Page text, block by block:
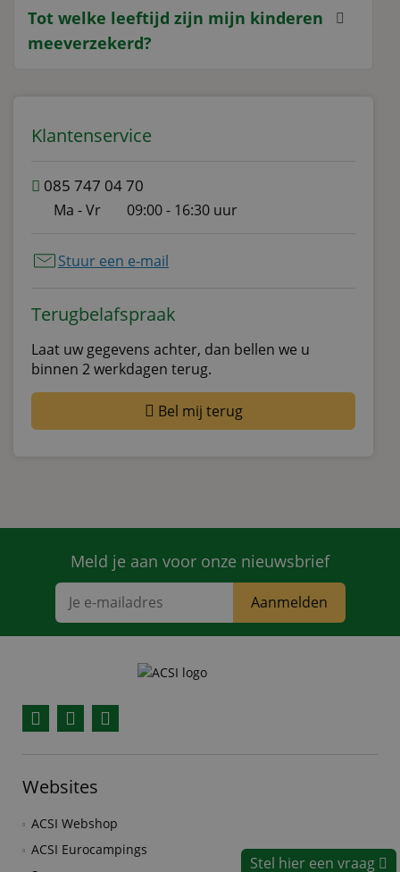
Tot welke leeftijd zijn mijn kinderen
meeverzekerd?
Klantenservice
085 747 04 70
Ma - Vr 09:00 - 16:30 uur
Stuur een e-mail
Terugbelafspraak
Laat uw gegevens achter, dan bellen we u
binnen 2 werkdagen terug.
Bel mij terug
Stel hier een vraag
Meld je aan voor onze nieuwsbrief
Aanmelden
Websites
ACSI Webshop
ACSI Eurocampings